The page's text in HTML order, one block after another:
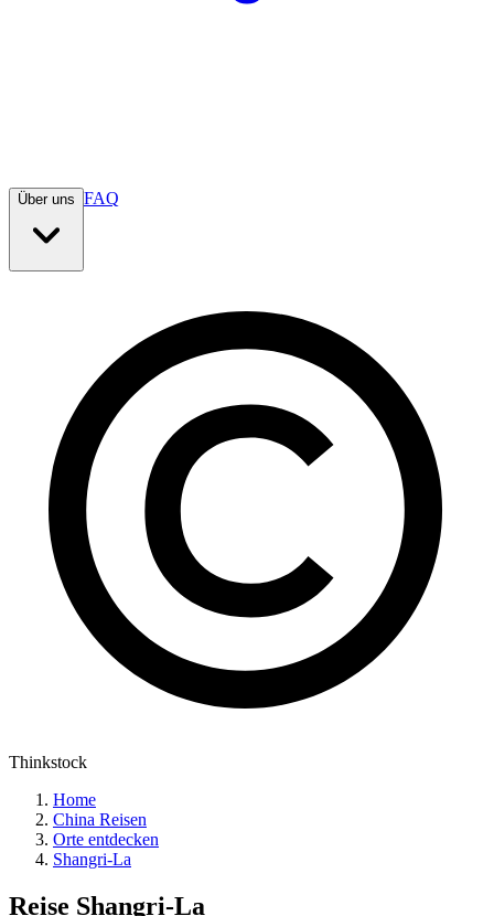
Über uns FAQ
Thinkstock
Home
China Reisen
Orte entdecken
Shangri-La
Reise Shangri-La